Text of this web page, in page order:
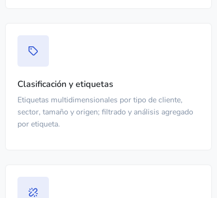
Clasificación y etiquetas
Etiquetas multidimensionales por tipo de cliente,
sector, tamaño y origen; filtrado y análisis agregado
por etiqueta.